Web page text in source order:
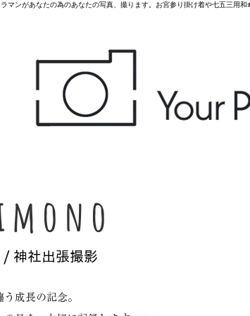
ンがあなたの為のあなたの写真、撮ります。お宮参り掛け着や七五三用和
神社出張撮影
成長の記念。